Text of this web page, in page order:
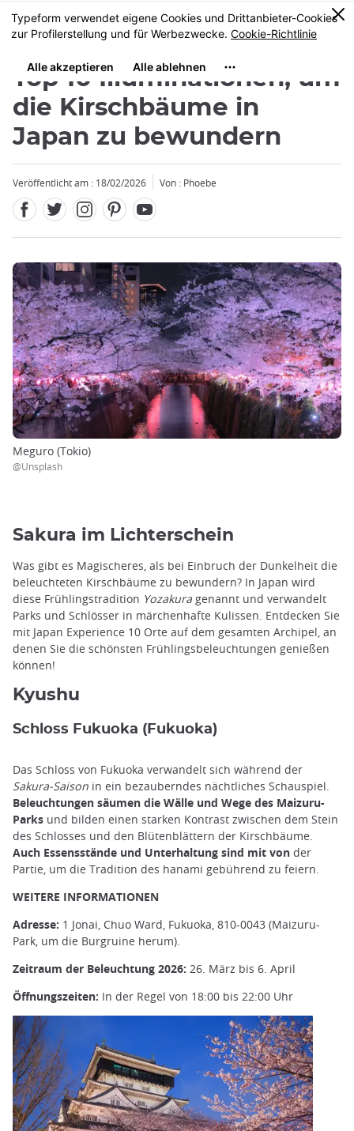
Größe
MENU
0
Top 10 Illuminationen, um
die Kirschbäume in
Japan zu bewundern
Veröffentlicht am : 18/02/2026 Von : Phoebe
Meguro (Tokio)
@Unsplash
Sakura im Lichterschein
Was gibt es Magischeres, als bei Einbruch der Dunkelheit die
beleuchteten Kirschbäume zu bewundern? In Japan wird
diese Frühlingstradition Yozakura genannt und verwandelt
Parks und Schlösser in märchenhafte Kulissen. Entdecken Sie
mit Japan Experience 10 Orte auf dem gesamten Archipel, an
denen Sie die schönsten Frühlingsbeleuchtungen genießen
können!
Kyushu
Schloss Fukuoka (Fukuoka)
Das Schloss von Fukuoka verwandelt sich während der
Sakura-Saison in ein bezauberndes nächtliches Schauspiel.
Beleuchtungen säumen die Wälle und Wege des Maizuru-
Parks und bilden einen starken Kontrast zwischen dem Stein
des Schlosses und den Blütenblättern der Kirschbäume.
Auch Essensstände und Unterhaltung sind mit von der
Partie, um die Tradition des hanami gebührend zu feiern.
WEITERE INFORMATIONEN
Adresse: 1 Jonai, Chuo Ward, Fukuoka, 810-0043 (Maizuru-
Park, um die Burgruine herum).
Zeitraum der Beleuchtung 2026: 26. März bis 6. April
Öffnungszeiten: In der Regel von 18:00 bis 22:00 Uhr